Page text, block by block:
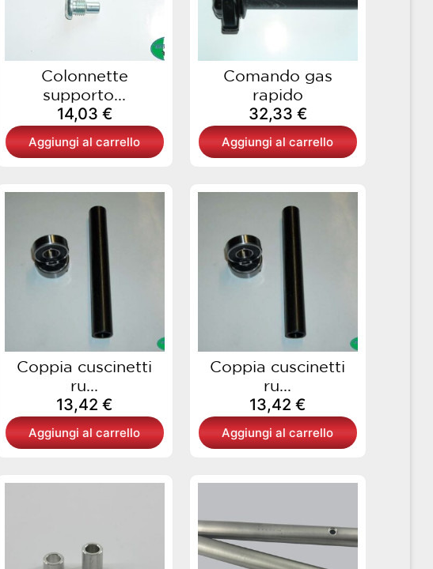
Colonnette
supporto...
14,03 €
Aggiungi al carrello
Comando gas
rapido
32,33 €
Aggiungi al carrello
Coppia cuscinetti
ru...
13,42 €
Aggiungi al carrello
Coppia cuscinetti
ru...
13,42 €
Aggiungi al carrello